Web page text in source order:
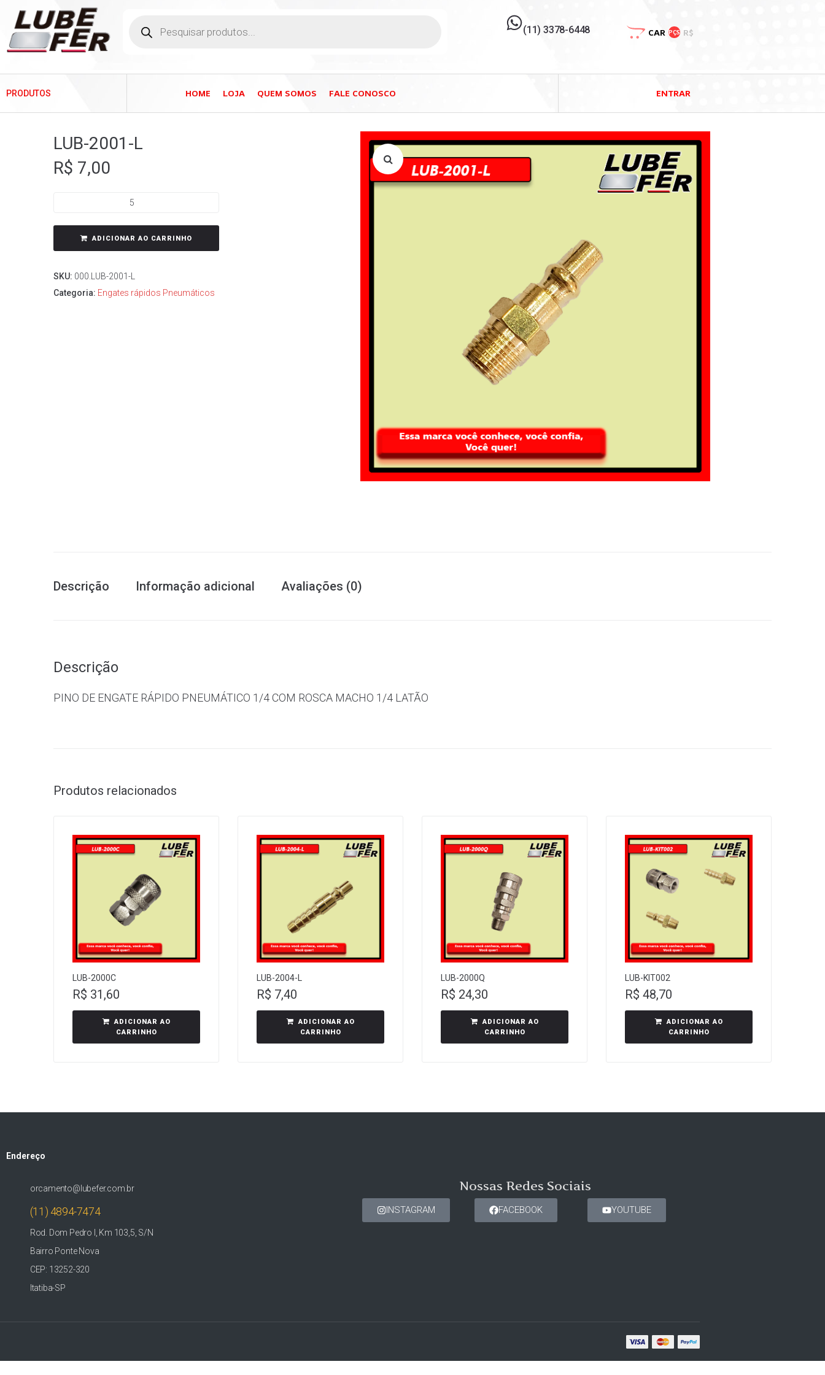
(11) 3378-6448 CAR PÇS R$
PRODUTOS HOME LOJA QUEM SOMOS FALE CONOSCO ENTRAR
LUB-2001-L
R$ 7,00
ADICIONAR AO CARRINHO
SKU: 000.LUB-2001-L
Categoria: Engates rápidos Pneumáticos
Descrição Informação adicional Avaliações (0)
Descrição
PINO DE ENGATE RÁPIDO PNEUMÁTICO 1/4 COM ROSCA MACHO 1/4 LATÃO
Produtos relacionados
LUB-2000C
R$ 31,60
ADICIONAR AO
CARRINHO
LUB-2004-L
R$ 7,40
ADICIONAR AO
CARRINHO
LUB-2000Q
R$ 24,30
ADICIONAR AO
CARRINHO
LUB-KIT002
R$ 48,70
ADICIONAR AO
CARRINHO
Endereço
orcamento@lubefer.com.br
(11) 4894-7474
Rod. Dom Pedro I, Km 103,5, S/N
Bairro Ponte Nova
CEP: 13252-320
Itatiba-SP
Nossas Redes Sociais
INSTAGRAM FACEBOOK YOUTUBE